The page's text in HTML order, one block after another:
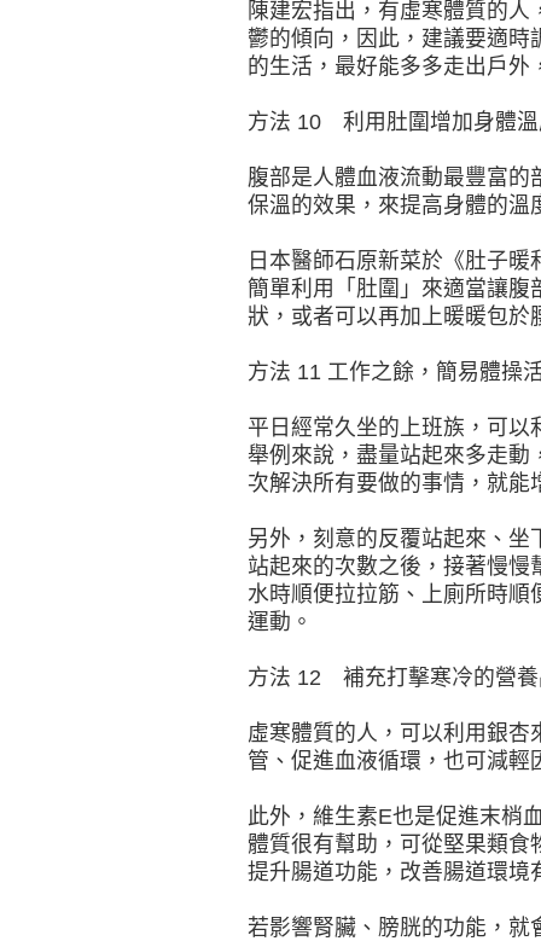
陳建宏指出，有虛寒體質的
鬱的傾向，因此，建議要適時
的生活，最好能多多走出戶外
方法 10 利用肚圍增加身體
腹部是人體血液流動最豐富
保溫的效果，來提高身體的溫
日本醫師石原新菜於《肚子
簡單利用「肚圍」來適當讓
狀，或者可以再加上暖暖包於
方法 11 工作之餘，簡易體操
平日經常久坐的上班族，可
舉例來說，盡量站起來多走動
次解決所有要做的事情，就能
另外，刻意的反覆站起來、
站起來的次數之後，接著慢
水時順便拉拉筋、上廁所時
運動。
方法 12 補充打擊寒冷的營
虛寒體質的人，可以利用銀
管、促進血液循環，也可減
此外，維生素E也是促進末梢
體質很有幫助，可從堅果類
提升腸道功能，改善腸道環境
若影響腎臟、膀胱的功能，就